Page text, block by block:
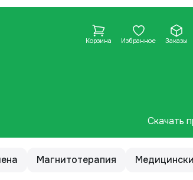
Корзина Избранное Заказы
Скачать
Магнитотерапия